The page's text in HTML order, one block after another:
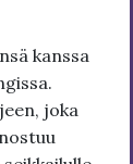
kanssa
joka